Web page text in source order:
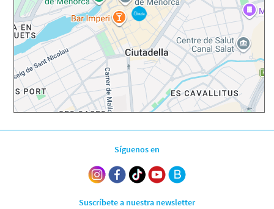
Síguenos en
Suscríbete a nuestra newsletter